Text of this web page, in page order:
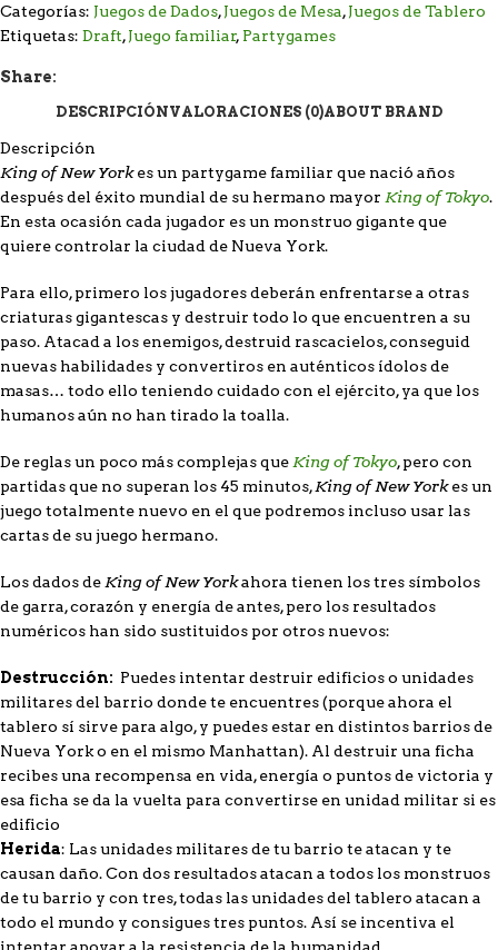
Categorías: Juegos de Dados,Juegos de Mesa,Juegos de Tablero
Etiquetas: Draft,Juego familiar, Partygames
Share:
DESCRIPCIÓNVALORACIONES (0)ABOUT BRAND
Descripción
King of New Yorkes un partygame familiar que nació años
después del éxito mundial de su hermano mayor King of Tokyo.
En esta ocasión cada jugador es un monstruo gigante que
quiere controlar la ciudad de Nueva York.
Para ello, primero los jugadores deberán enfrentarse a otras
criaturas gigantescas y destruir todo lo que encuentren a su
paso. Atacad a los enemigos, destruid rascacielos, conseguid
nuevas habilidades y convertiros en auténticos ídolos de
masas… todo ello teniendo cuidado con el ejército, ya que los
humanos aún no han tirado la toalla.
De reglas un poco más complejas que King of Tokyo, pero con
partidas que no superan los 45 minutos,King of New Yorkes un
juego totalmente nuevo en el que podremos incluso usar las
cartas de su juego hermano.
Los dados de King of New Yorkahora tienen los tres símbolos
de garra, corazón y energía de antes, pero los resultados
numéricos han sido sustituidos por otros nuevos:
Destrucción: Puedes intentar destruir edificios o unidades
militares del barrio donde te encuentres (porque ahora el
tablero sí sirve para algo, y puedes estar en distintos barrios de
Nueva York o en el mismo Manhattan). Al destruir una ficha
recibes una recompensa en vida, energía o puntos de victoria y
esa ficha se da la vuelta para convertirse en unidad militar si es
edificio
Herida: Las unidades militares de tu barrio te atacan y te
causan daño. Con dos resultados atacan a todos los monstruos
de tu barrio y con tres, todas las unidades del tablero atacan a
todo el mundo y consigues tres puntos. Así se incentiva el
intentar apoyar a la resistencia de la humanidad.